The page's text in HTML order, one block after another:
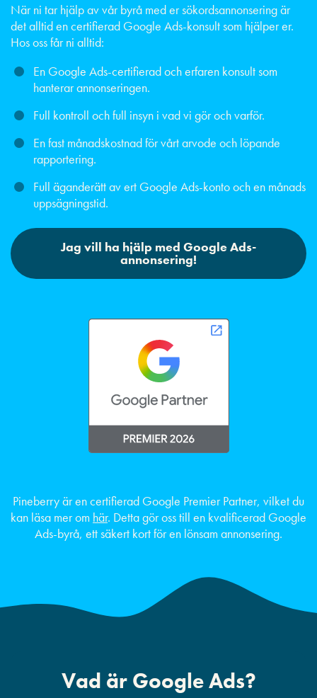
När ni tar hjälp av vår byrå med er sökordsannonsering är
det alltid en certifierad Google Ads-konsult som hjälper er.
Hos oss får ni alltid:
En Google Ads-certifierad och erfaren konsult som
hanterar annonseringen.
Full kontroll och full insyn i vad vi gör och varför.
En fast månadskostnad för vårt arvode och löpande
rapportering.
Full äganderätt av ert Google Ads-konto och en månads
uppsägningstid.
Jag vill ha hjälp med Google Ads-
annonsering!
Pineberry är en certifierad Google Premier Partner, vilket du
kan läsa mer om här. Detta gör oss till en kvalificerad Google
Ads-byrå, ett säkert kort för en lönsam annonsering.
Vad är Google Ads?